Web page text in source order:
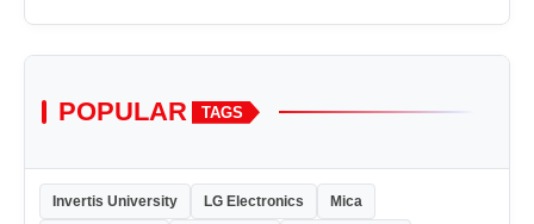
POPULAR TAGS
Invertis University LG Electronics Mica